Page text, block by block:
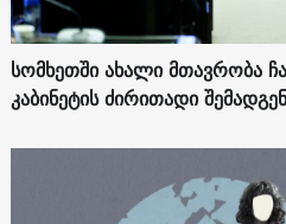
სომხეთში ახალი მთავრობა
კაბინეტის ძირითადი